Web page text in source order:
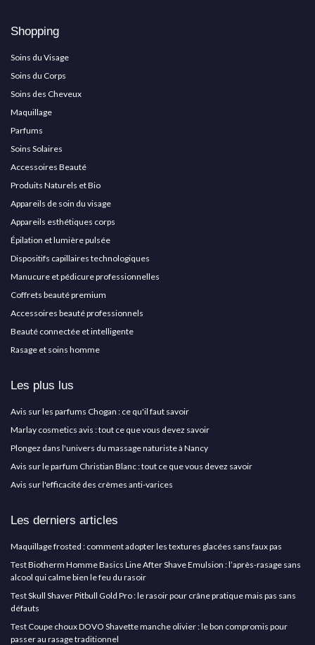
Shopping
Soins du Visage
Soins du Corps
Soins des Cheveux
Maquillage
Parfums
Soins Solaires
Accessoires Beauté
Produits Naturels et Bio
Appareils de soin du visage
Appareils esthétiques corps
Épilation et lumière pulsée
Dispositifs capillaires technologiques
Manucure et pédicure professionnelles
Coffrets beauté premium
Accessoires beauté professionnels
Beauté connectée et intelligente
Rasage et soins homme
Les plus lus
Avis sur les parfums Chogan : ce qu'il faut savoir
Marlay cosmetics avis : tout ce que vous devez savoir
Plongez dans l'univers du massage naturiste à Nancy
Avis sur le parfum Christian Blanc : tout ce que vous devez savoir
Avis sur l'efficacité des crèmes anti-varices
Les derniers articles
Maquillage frosted : comment adopter les textures glacées sans faux pas
Test Biotherm Homme Basics Line After Shave Emulsion : l’après-rasage sans
alcool qui calme bien le feu du rasoir
Test Skull Shaver Pitbull Gold Pro : le rasoir pour crâne pratique mais pas sans
défauts
Test Coupe choux DOVO Shavette manche olivier : le bon compromis pour
passer au rasage traditionnel